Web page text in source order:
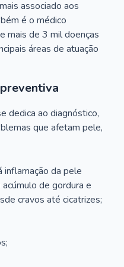
associado aos
é o médico
mais de 3 mil doenças
áreas de atuação
dedica ao diagnóstico,
que afetam pele,
inflamação da pele
de gordura e
cravos até cicatrizes;